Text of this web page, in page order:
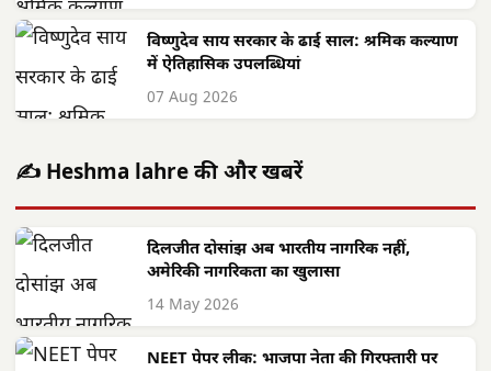
विष्णुदेव साय सरकार के ढाई साल: श्रमिक कल्याण
में ऐतिहासिक उपलब्धियां
07 Aug 2026
✍️ Heshma lahre की और खबरें
दिलजीत दोसांझ अब भारतीय नागरिक नहीं,
अमेरिकी नागरिकता का खुलासा
14 May 2026
NEET पेपर लीक: भाजपा नेता की गिरफ्तारी पर